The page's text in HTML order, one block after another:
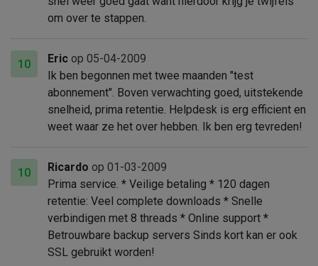
om over te stappen.
10 Eric op 05-04-2009
Ik ben begonnen met twee maanden "test
abonnement". Boven verwachting goed, uitstekende
snelheid, prima retentie. Helpdesk is erg efficient en
weet waar ze het over hebben. Ik ben erg tevreden!
10 Ricardo op 01-03-2009
Prima service. * Veilige betaling * 120 dagen
retentie: Veel complete downloads * Snelle
verbindigen met 8 threads * Online support *
Betrouwbare backup servers Sinds kort kan er ook
SSL gebruikt worden!